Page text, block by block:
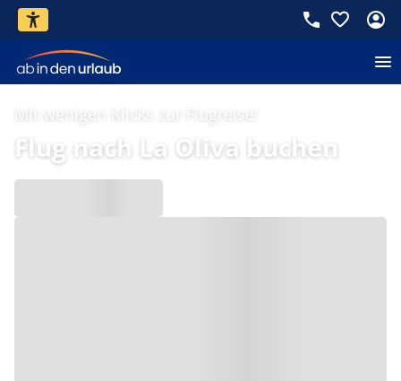
Mit wenigen Klicks zur Flugreise!
Flug nach La Oliva buchen